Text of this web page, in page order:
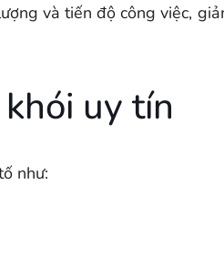
và tiến độ công việc,
uy tín
như: